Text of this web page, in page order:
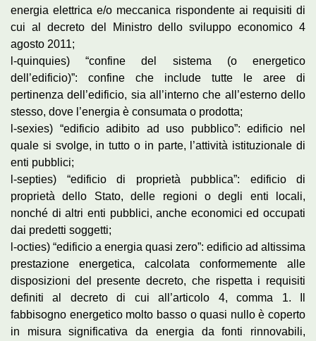
energia elettrica e/o meccanica rispondente ai requisiti di
cui al decreto del Ministro dello sviluppo economico 4
agosto 2011;
l-quinquies) “confine del sistema (o energetico
dell’edificio)”: confine che include tutte le aree di
pertinenza dell’edificio, sia all’interno che all’esterno dello
stesso, dove l’energia è consumata o prodotta;
l-sexies) “edificio adibito ad uso pubblico”: edificio nel
quale si svolge, in tutto o in parte, l’attività istituzionale di
enti pubblici;
l-septies) “edificio di proprietà pubblica”: edificio di
proprietà dello Stato, delle regioni o degli enti locali,
nonché di altri enti pubblici, anche economici ed occupati
dai predetti soggetti;
l-octies) “edificio a energia quasi zero”: edificio ad altissima
prestazione energetica, calcolata conformemente alle
disposizioni del presente decreto, che rispetta i requisiti
definiti al decreto di cui all’articolo 4, comma 1. Il
fabbisogno energetico molto basso o quasi nullo è coperto
in misura significativa da energia da fonti rinnovabili,